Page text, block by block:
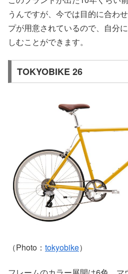
うんですが、今では目的に合わ
プが用意されているので、自分
しむことができます。
TOKYOBIKE 26
（Photo： tokyobike）